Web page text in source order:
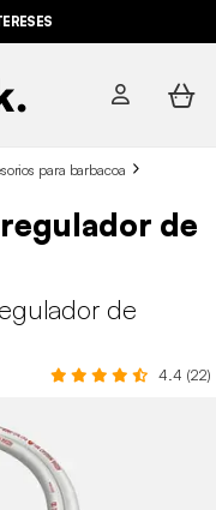
para barbacoa
de
de
4.4 (22)